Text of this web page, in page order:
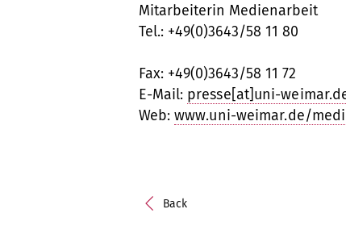
Mitarbeiterin Medienarbeit
Tel.: +49(0)3643/58 11 80
Fax: +49(0)3643/58 11 72
E-Mail: presse[at]uni-
Web: www.uni-weimar.de/
Back